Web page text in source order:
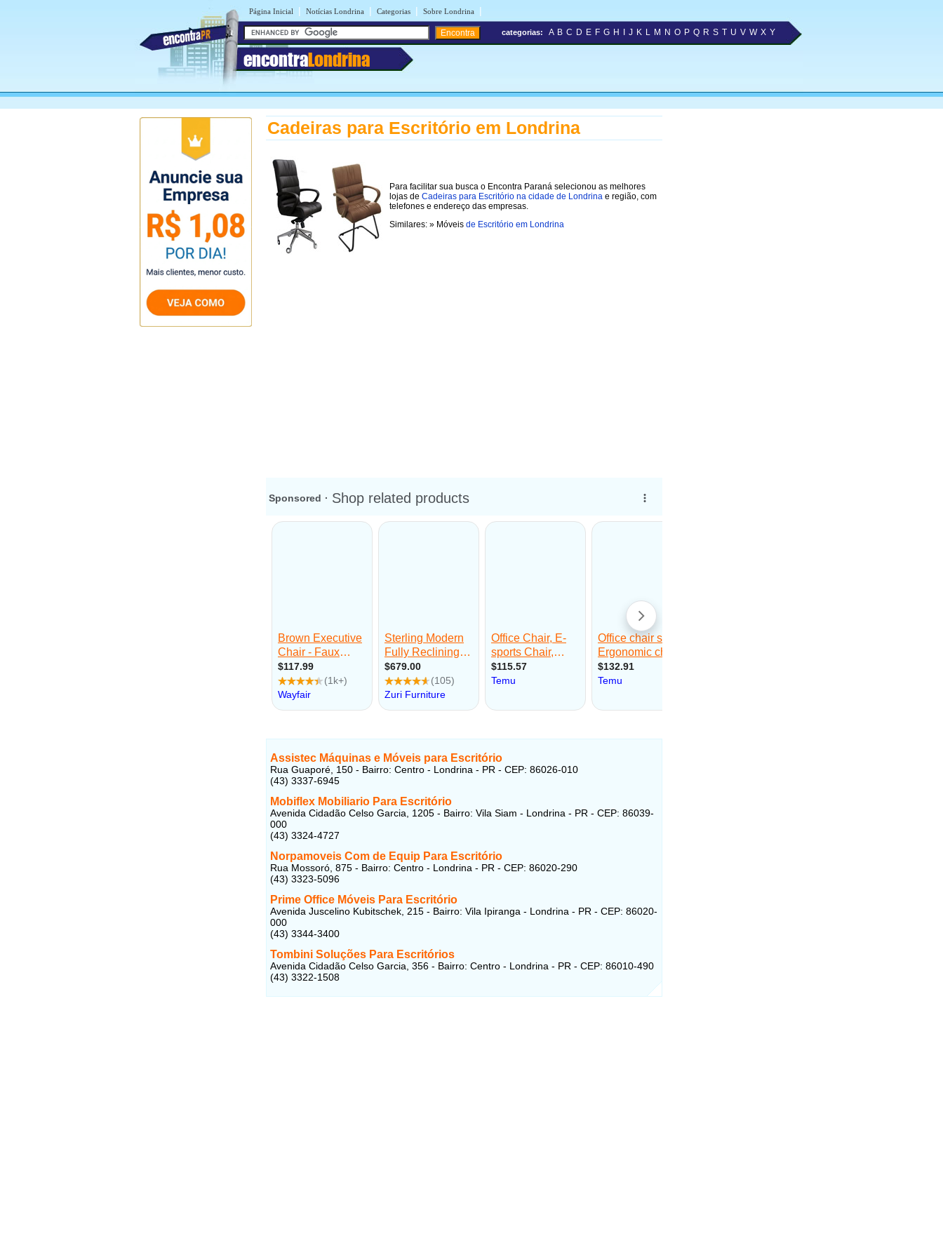
Página Inicial | Notícias Londrina | Categorias | Sobre Londrina |
encontraLondrina
categorias: A B C D E F G H J K L M N O P Q R S T U V W X Y
Cadeiras para Escritório em Londrina
Para facilitar sua busca o Encontra Paraná selecionou as melhores
lojas de Cadeiras para Escritório na cidade de Londrina e região, com
telefones e endereço das empresas.
Similares: » Móveis de Escritório em Londrina
Assistec Máquinas e Móveis para Escritório
Rua Guaporé, 150 - Bairro: Centro - Londrina - PR - CEP: 86026-010
(43) 3337-6945
Mobiflex Mobiliario Para Escritório
Avenida Cidadão Celso Garcia, 1205 - Bairro: Vila Siam - Londrina - PR - CEP: 86039-
000
(43) 3324-4727
Norpamoveis Com de Equip Para Escritório
Rua Mossoró, 875 - Bairro: Centro - Londrina - PR - CEP: 86020-290
(43) 3323-5096
Prime Office Móveis Para Escritório
Avenida Juscelino Kubitschek, 215 - Bairro: Vila Ipiranga - Londrina - PR - CEP: 86020-
000
(43) 3344-3400
Tombini Soluções Para Escritórios
Avenida Cidadão Celso Garcia, 356 - Bairro: Centro - Londrina - PR - CEP: 86010-490
(43) 3322-1508